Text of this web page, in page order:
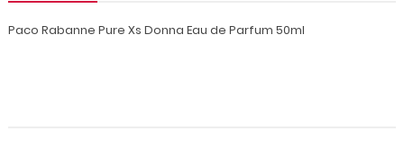
Paco Rabanne Pure Xs Donna Eau de Parfum 50ml